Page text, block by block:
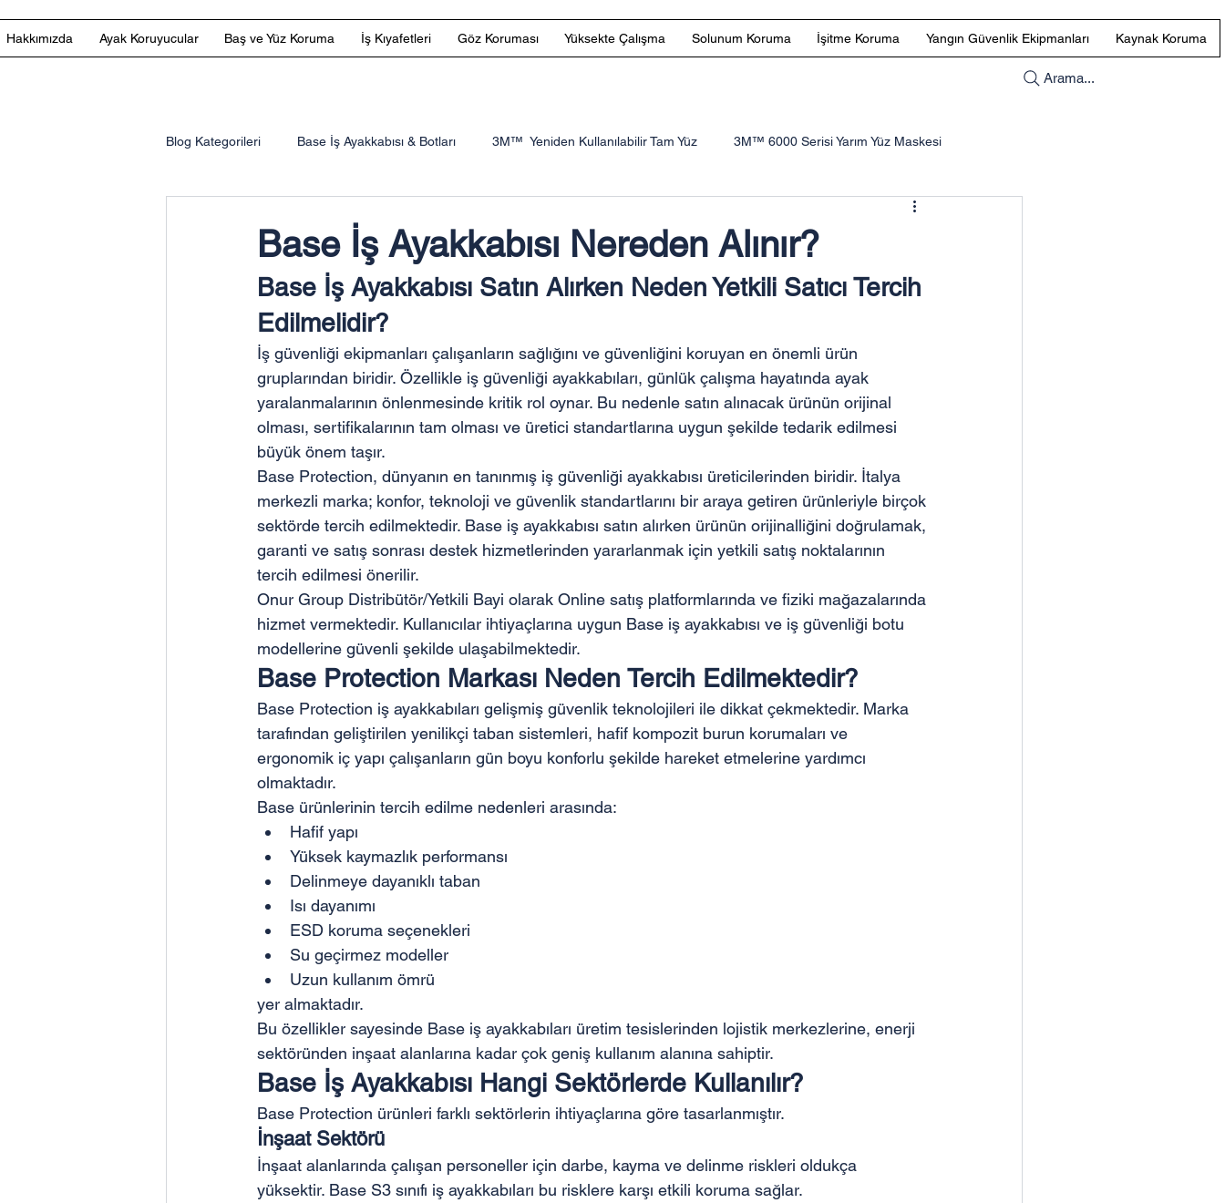
Hakkımızda Ayak Koruyucular Baş ve Yüz Koruma İş Kıyafetleri Göz Koruması Yüksekte Çalışma Solunum Koruma İşitme Koruma Yangın Güvenlik Ekipmanları Kaynak Koruma
Arama...
Blog Kategorileri Base İş Ayakkabısı & Botları 3M™ Yeniden Kullanılabilir Tam Yüz 3M™ 6000 Serisi Yarım Yüz Maskesi
Uvex Göz Koruması
3M™ Speedglas™ speed
Base İş Ayakkabısı Nereden Alınır?
Base İş Ayakkabısı Satın Alırken Neden Yetkili Satıcı Tercih
Edilmelidir?
İş güvenliği ekipmanları çalışanların sağlığını ve güvenliğini koruyan en önemli ürün
gruplarından biridir. Özellikle iş güvenliği ayakkabıları, günlük çalışma hayatında ayak
yaralanmalarının önlenmesinde kritik rol oynar. Bu nedenle satın alınacak ürünün orijinal
olması, sertifikalarının tam olması ve üretici standartlarına uygun şekilde tedarik edilmesi
büyük önem taşır.
Base Protection, dünyanın en tanınmış iş güvenliği ayakkabısı üreticilerinden biridir. İtalya
merkezli marka; konfor, teknoloji ve güvenlik standartlarını bir araya getiren ürünleriyle birçok
sektörde tercih edilmektedir. Base iş ayakkabısı satın alırken ürünün orijinalliğini doğrulamak,
garanti ve satış sonrası destek hizmetlerinden yararlanmak için yetkili satış noktalarının
tercih edilmesi önerilir.
Onur Group Distribütör/Yetkili Bayi olarak Online satış platformlarında ve fiziki mağazalarında
hizmet vermektedir. Kullanıcılar ihtiyaçlarına uygun Base iş ayakkabısı ve iş güvenliği botu
modellerine güvenli şekilde ulaşabilmektedir.
Base Protection Markası Neden Tercih Edilmektedir?
Base Protection iş ayakkabıları gelişmiş güvenlik teknolojileri ile dikkat çekmektedir. Marka
tarafından geliştirilen yenilikçi taban sistemleri, hafif kompozit burun korumaları ve
ergonomik iç yapı çalışanların gün boyu konforlu şekilde hareket etmelerine yardımcı
olmaktadır.
Base ürünlerinin tercih edilme nedenleri arasında:
Hafif yapı
Yüksek kaymazlık performansı
Delinmeye dayanıklı taban
Isı dayanımı
ESD koruma seçenekleri
Su geçirmez modeller
Uzun kullanım ömrü
yer almaktadır.
Bu özellikler sayesinde Base iş ayakkabıları üretim tesislerinden lojistik merkezlerine, enerji
sektöründen inşaat alanlarına kadar çok geniş kullanım alanına sahiptir.
Base İş Ayakkabısı Hangi Sektörlerde Kullanılır?
Base Protection ürünleri farklı sektörlerin ihtiyaçlarına göre tasarlanmıştır.
İnşaat Sektörü
İnşaat alanlarında çalışan personeller için darbe, kayma ve delinme riskleri oldukça
yüksektir. Base S3 sınıfı iş ayakkabıları bu risklere karşı etkili koruma sağlar.